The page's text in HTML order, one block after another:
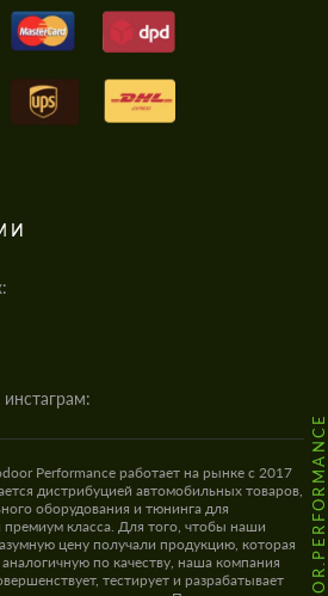
@HODOOR.PERFORMANCE
Performance работает на рынке с 2017
дистрибуцией автомобильных товаров,
оборудования и тюнинга для
премиум класса. Для того, чтобы наши
цену получали продукцию, которая
по качеству, наша компания
тестирует и разрабатывает